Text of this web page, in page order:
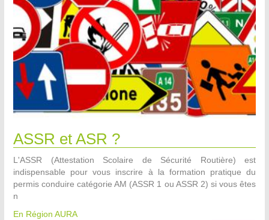
ASSR et ASR ?
L'ASSR (Attestation Scolaire de Sécurité Routière) est
indispensable pour vous inscrire à la formation pratique du
permis conduire catégorie AM (ASSR 1 ou ASSR 2) si vous êtes
n
En Région AURA